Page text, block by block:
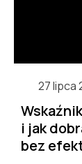
27 lipca
i jak
bez